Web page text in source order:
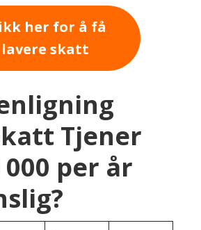
her for å få
lavere skatt
Tjener
000 per år